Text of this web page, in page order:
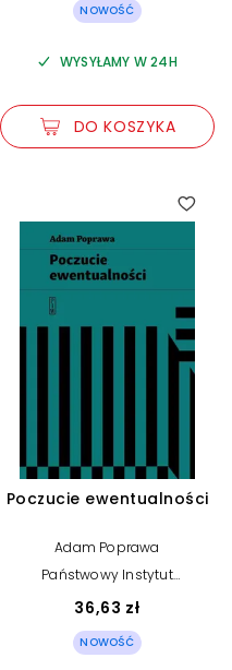
NOWOŚĆ
WYSYŁAMY W 24H
DO KOSZYKA
Poczucie ewentualności
Adam Poprawa
Państwowy Instytut
36,63 zł
NOWOŚĆ